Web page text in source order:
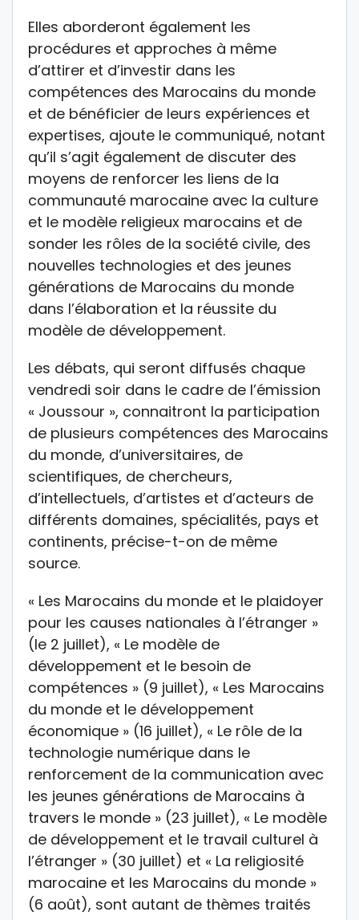
Elles aborderont également les
procédures et approches à même
d’attirer et d’investir dans les
compétences des Marocains du monde
et de bénéficier de leurs expériences et
expertises, ajoute le communiqué, notant
qu’il s’agit également de discuter des
moyens de renforcer les liens de la
communauté marocaine avec la culture
et le modèle religieux marocains et de
sonder les rôles de la société civile, des
nouvelles technologies et des jeunes
générations de Marocains du monde
dans l’élaboration et la réussite du
modèle de développement.
Les débats, qui seront diffusés chaque
vendredi soir dans le cadre de l’émission
« Joussour », connaitront la participation
de plusieurs compétences des Marocains
du monde, d’universitaires, de
scientifiques, de chercheurs,
d’intellectuels, d’artistes et d’acteurs de
différents domaines, spécialités, pays et
continents, précise-t-on de même
source.
« Les Marocains du monde et le plaidoyer
pour les causes nationales à l’étranger »
(le 2 juillet), « Le modèle de
développement et le besoin de
compétences » (9 juillet), « Les Marocains
du monde et le développement
économique » (16 juillet), « Le rôle de la
technologie numérique dans le
renforcement de la communication avec
les jeunes générations de Marocains à
travers le monde » (23 juillet), « Le modèle
de développement et le travail culturel à
l’étranger » (30 juillet) et « La religiosité
marocaine et les Marocains du monde »
(6 août), sont autant de thèmes traités